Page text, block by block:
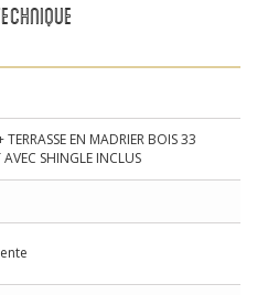
TERRASSE EN MADRIER BOIS 33
SHINGLE INCLUS